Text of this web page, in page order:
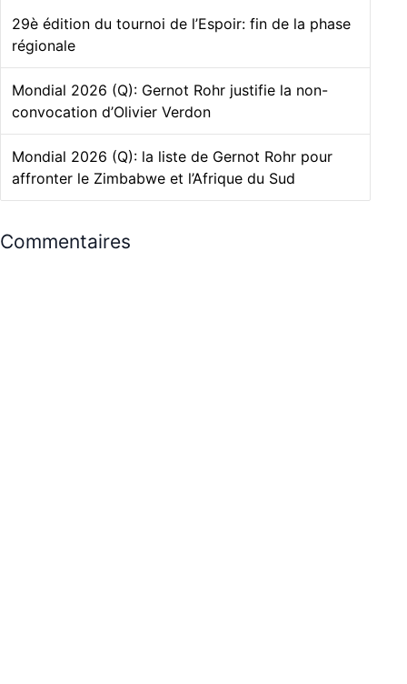
29è édition du tournoi de l’Espoir: fin de la phase
régionale
Mondial 2026 (Q): Gernot Rohr justifie la non-
convocation d’Olivier Verdon
Mondial 2026 (Q): la liste de Gernot Rohr pour
affronter le Zimbabwe et l’Afrique du Sud
Commentaires